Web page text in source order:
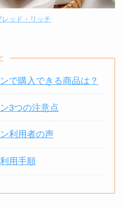
レッド・リッチ
で購入できる商品は？
3つの注意点
利用者の声
用手順